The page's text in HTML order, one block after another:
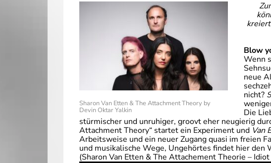
Sharon Van Etten & The Attachment Theory by
Devin Oktar Yalkin
Blow
Wenn
neue
nicht?
Die
stürmischer und unruhiger, groovt eher neugierig
Attachment Theory“ startet ein Experiment und Van
Arbeitsweise und ein neuer Zugang quasi im freien
und musikalische Wege, Ungehörtes findet hier den
(Sharon Van Etten & The Attachement Theorie – Idiot